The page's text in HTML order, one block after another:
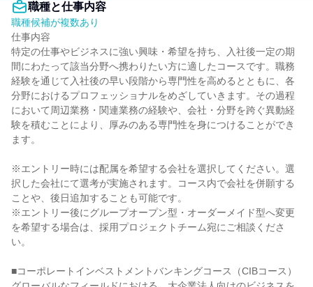
職種と仕事内容
職種候補が複数あり
仕事内容
特定の仕事やビジネスに強い興味・希望を持ち、入社後一定の期
間にわたって該当分野へ携わりたい方に適したコースです。職務
経験を通じて入社後の早い段階から専門性を高めるとともに、各
分野におけるプロフェッショナルをめざしていきます。その過程
において周辺業務・関連業務の経験や、会社・分野を跨ぐ異動経
験を積むことにより、厚みのある専門性を身につけることができ
ます。
※エントリー時には配属を希望する会社を選択してください。選
択した会社にて選考が実施されます。コース内で会社を併願する
ことや、後日追加することも可能です。
※エントリー後にグループオープン型・オーダーメイド型へ変更
を希望する場合は、採用プロジェクトチーム宛にご相談くださ
い。
■コーポレートインベストメントバンキングコース（CIBコース）